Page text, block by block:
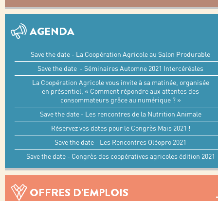
AGENDA
Save the date - La Coopération Agricole au Salon Produrable
Save the date - Séminaires Automne 2021 Intercéréales
La Coopération Agricole vous invite à sa matinée, organisée
en présentiel, « Comment répondre aux attentes des
consommateurs grâce au numérique ? »
Save the date - Les rencontres de la Nutrition Animale
Réservez vos dates pour le Congrès Maïs 2021 !
Save the date - Les Rencontres Oléopro 2021
Save the date - Congrès des coopératives agricoles édition 2021
OFFRES D'EMPLOIS